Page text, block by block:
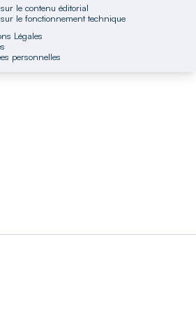
sur le contenu éditorial
sur le fonctionnement technique
Légales
personnelles